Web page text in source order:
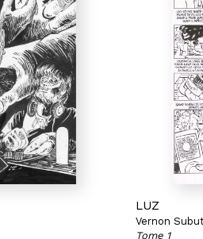
LUZ
Vernon
Tome 1